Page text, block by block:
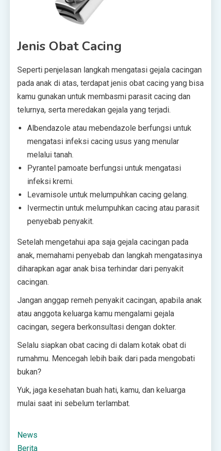
Jenis Obat Cacing
Seperti penjelasan langkah mengatasi gejala cacingan
pada anak di atas, terdapat jenis obat cacing yang bisa
kamu gunakan untuk membasmi parasit cacing dan
telurnya, serta meredakan gejala yang terjadi.
Albendazole atau mebendazole berfungsi untuk
mengatasi infeksi cacing usus yang menular
melalui tanah.
Pyrantel pamoate berfungsi untuk mengatasi
infeksi kremi.
Levamisole untuk melumpuhkan cacing gelang.
Ivermectin untuk melumpuhkan cacing atau parasit
penyebab penyakit.
Setelah mengetahui apa saja gejala cacingan pada
anak, memahami penyebab dan langkah mengatasinya
diharapkan agar anak bisa terhindar dari penyakit
cacingan.
Jangan anggap remeh penyakit cacingan, apabila anak
atau anggota keluarga kamu mengalami gejala
cacingan, segera berkonsultasi dengan dokter.
Selalu siapkan obat cacing di dalam kotak obat di
rumahmu. Mencegah lebih baik dari pada mengobati
bukan?
Yuk, jaga kesehatan buah hati, kamu, dan keluarga
mulai saat ini sebelum terlambat.
News
Berita